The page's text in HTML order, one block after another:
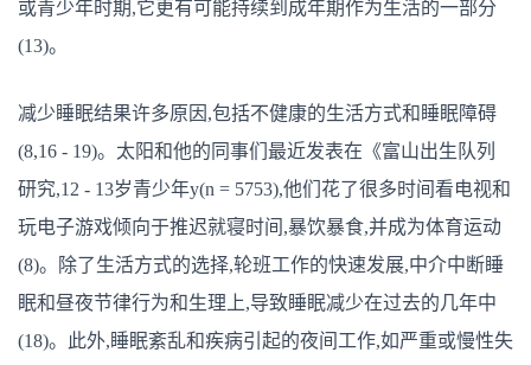
或青少年时期,它更有可能持续到成年期作为生活的一部分
(13)。
减少睡眠结果许多原因,包括不健康的生活方式和睡眠障碍
(8,16 - 19)。太阳和他的同事们最近发表在《富山出生队列
研究,12 - 13岁青少年y(n = 5753),他们花了很多时间看电视和
玩电子游戏倾向于推迟就寝时间,暴饮暴食,并成为体育运动
(8)。除了生活方式的选择,轮班工作的快速发展,中介中断睡
眠和昼夜节律行为和生理上,导致睡眠减少在过去的几年中
(18)。此外,睡眠紊乱和疾病引起的夜间工作,如严重或慢性失